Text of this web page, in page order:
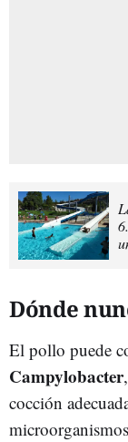
Dónde
El pollo puede
Campylobacter
cocción